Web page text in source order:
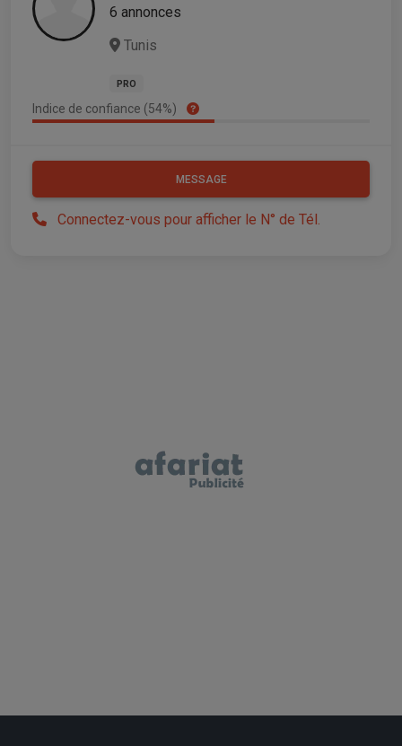
6 annonces
Tunis
PRO
Indice de confiance (54%)
MESSAGE
Connectez-vous pour afficher le N° de Tél.